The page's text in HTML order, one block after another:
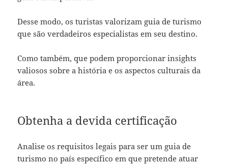
Desse modo, os turistas valorizam guia de turismo
que são verdadeiros especialistas em seu destino.
Como também, que podem proporcionar insights
valiosos sobre a história e os aspectos culturais da
área.
Obtenha a devida certificação
Analise os requisitos legais para ser um guia de
turismo no país específico em que pretende atuar